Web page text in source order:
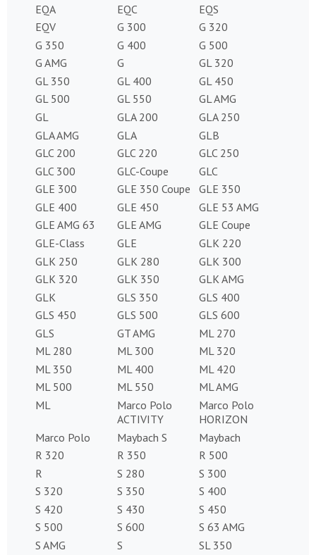
EQA
EQC
EQS
EQV
G 300
G 320
G 350
G 400
G 500
G AMG
G
GL 320
GL 350
GL 400
GL 450
GL 500
GL 550
GL AMG
GL
GLA 200
GLA 250
GLA AMG
GLA
GLB
GLC 200
GLC 220
GLC 250
GLC 300
GLC-Coupe
GLC
GLE 300
GLE 350 Coupe
GLE 350
GLE 400
GLE 450
GLE 53 AMG
GLE AMG 63
GLE AMG
GLE Coupe
GLE-Class
GLE
GLK 220
GLK 250
GLK 280
GLK 300
GLK 320
GLK 350
GLK AMG
GLK
GLS 350
GLS 400
GLS 450
GLS 500
GLS 600
GLS
GT AMG
ML 270
ML 280
ML 300
ML 320
ML 350
ML 400
ML 420
ML 500
ML 550
ML AMG
ML
Marco Polo
ACTIVITY
Marco Polo
HORIZON
Marco Polo
Maybach S
Maybach
R 320
R 350
R 500
R
S 280
S 300
S 320
S 350
S 400
S 420
S 430
S 450
S 500
S 600
S 63 AMG
S AMG
S
SL 350